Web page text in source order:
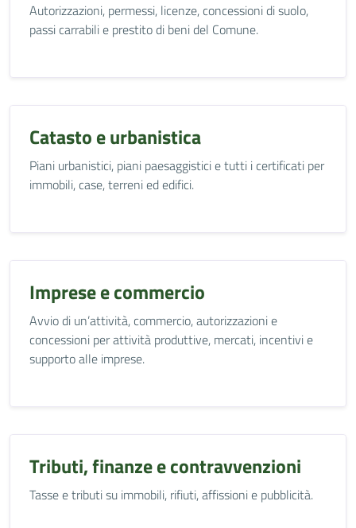
Autorizzazioni, permessi, licenze, concessioni di suolo,
passi carrabili e prestito di beni del Comune.
Catasto e urbanistica
Piani urbanistici, piani paesaggistici e tutti i certificati per
immobili, case, terreni ed edifici.
Imprese e commercio
Avvio di un’attività, commercio, autorizzazioni e
concessioni per attività produttive, mercati, incentivi e
supporto alle imprese.
Tributi, finanze e contravvenzioni
Tasse e tributi su immobili, rifiuti, affissioni e pubblicità.